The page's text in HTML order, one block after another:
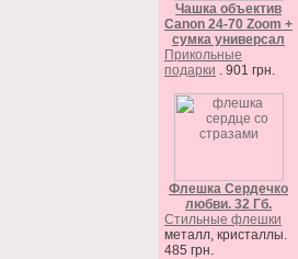
Чашка объектив
Canon 24-70 Zoom +
сумка универсал
Прикольные
подарки . 901 грн.
Флешка Сердечко
любви. 32 Гб.
Стильные флешки
металл, кристаллы.
485 грн.